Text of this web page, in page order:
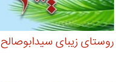
روستای زیبای سیدابوصالح